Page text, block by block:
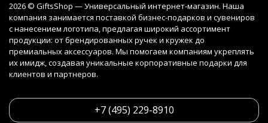
2026 © GiftsShop — Универсальный интернет-магазин. Наша
компания занимается поставкой бизнес-подарков и сувениров
с нанесением логотипа, предлагая широкий ассортимент
продукции: от брендированных ручек и кружек до
премиальных аксессуаров. Мы помогаем компаниям укреплять
их имидж, создавая уникальные корпоративные подарки для
клиентов и партнеров.
+7 (495) 229-8910